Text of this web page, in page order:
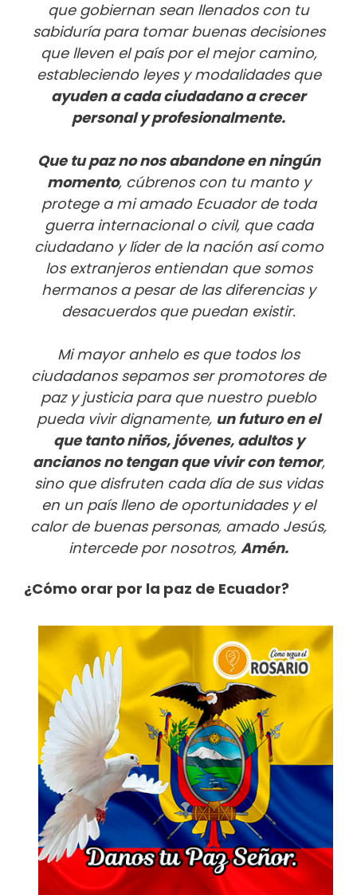
que gobiernan sean llenados con tu
sabiduría para tomar buenas decisiones
que lleven el país por el mejor camino,
estableciendo leyes y modalidades que
ayuden a cada ciudadano a crecer
personal y profesionalmente.
Que tu paz no nos abandone en ningún
momento, cúbrenos con tu manto y
protege a mi amado Ecuador de toda
guerra internacional o civil, que cada
ciudadano y líder de la nación así como
los extranjeros entiendan que somos
hermanos a pesar de las diferencias y
desacuerdos que puedan existir.
Mi mayor anhelo es que todos los
ciudadanos sepamos ser promotores de
paz y justicia para que nuestro pueblo
pueda vivir dignamente, un futuro en el
que tanto niños, jóvenes, adultos y
ancianos no tengan que vivir con temor,
sino que disfruten cada día de sus vidas
en un país lleno de oportunidades y el
calor de buenas personas, amado Jesús,
intercede por nosotros, Amén.
¿Cómo orar por la paz de Ecuador?